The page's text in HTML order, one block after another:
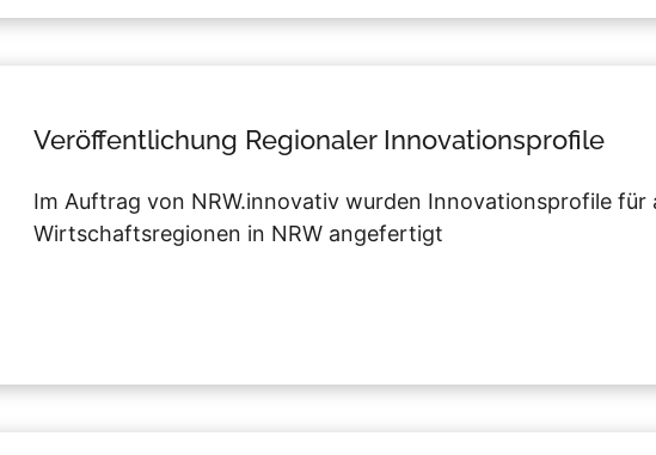
Veröffentlichung Regionaler Innovationsprofile
Im Auftrag von NRW.innovativ wurden Innovationsprofile für
Wirtschaftsregionen in NRW angefertigt